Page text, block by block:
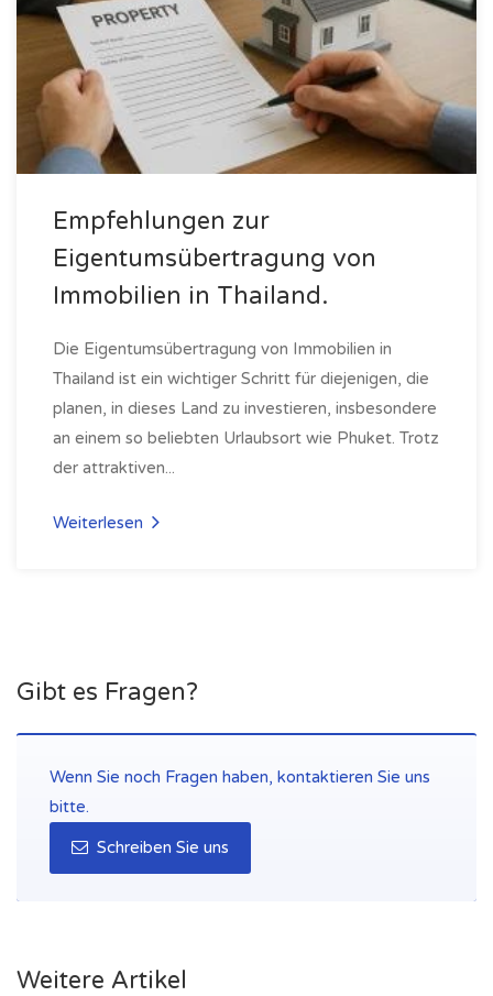
Empfehlungen zur
Eigentumsübertragung von
Immobilien in Thailand.
Die Eigentumsübertragung von Immobilien in
Thailand ist ein wichtiger Schritt für diejenigen, die
planen, in dieses Land zu investieren, insbesondere
an einem so beliebten Urlaubsort wie Phuket. Trotz
der attraktiven...
Weiterlesen
Gibt es Fragen?
Wenn Sie noch Fragen haben, kontaktieren Sie uns
bitte.
Schreiben Sie uns
Weitere Artikel